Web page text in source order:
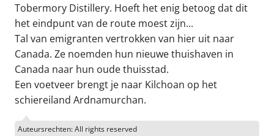
Tobermory Distillery. Hoeft het enig betoog dat dit
het eindpunt van de route moest zijn...
Tal van emigranten vertrokken van hier uit naar
Canada. Ze noemden hun nieuwe thuishaven in
Canada naar hun oude thuisstad.
Een voetveer brengt je naar Kilchoan op het
schiereiland Ardnamurchan.
Auteursrechten: All rights reserved